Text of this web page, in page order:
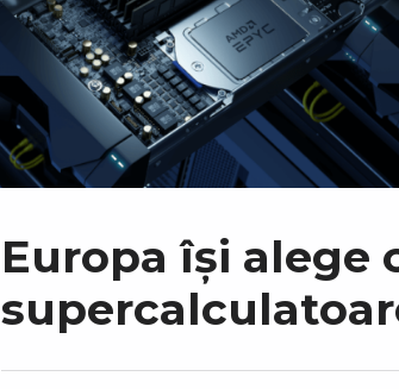
Europa își alege